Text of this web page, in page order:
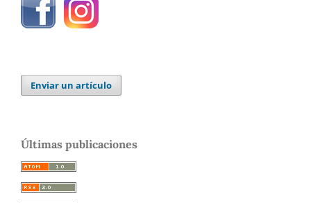
Enviar un artículo
Últimas publicaciones